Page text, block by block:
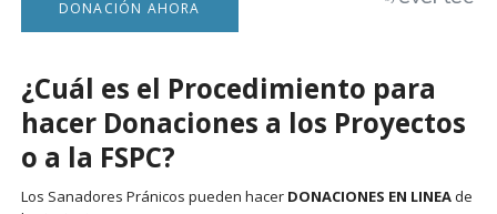
DONACIÓN AHORA
¿Cuál es el Procedimiento para
hacer Donaciones a los Proyectos
o a la FSPC?
Los Sanadores Pránicos pueden hacer DONACIONES EN LINEAde